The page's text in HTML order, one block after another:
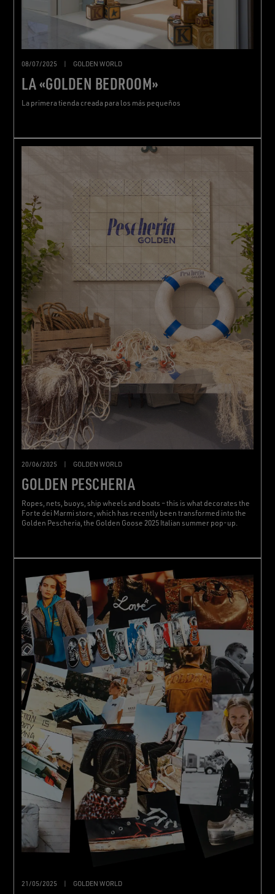
08/07/2025 | GOLDEN WORLD
LA «GOLDEN BEDROOM»
La primera tienda creada para los más pequeños
20/06/2025 | GOLDEN WORLD
GOLDEN PESCHERIA
Ropes, nets, buoys, ship wheels and boats – this is what decorates the
Forte dei Marmi store, which has recently been transformed into the
Golden Pescheria, the Golden Goose 2025 Italian summer pop-up.
21/05/2025 GOLDEN WORLD